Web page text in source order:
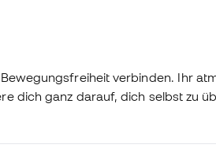
verbinden. Ihr
dich ganz darauf, dich selbst zu